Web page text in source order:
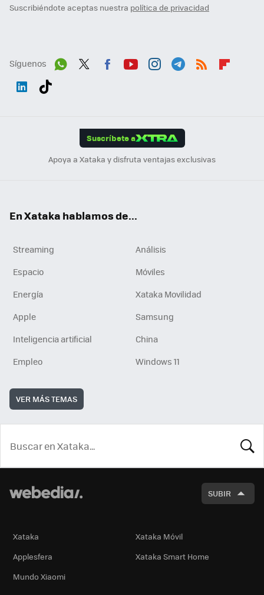
Suscribiéndote aceptas nuestra política de privacidad
Síguenos
Suscríbete a
Apoya a Xataka y disfruta ventajas exclusivas
En Xataka hablamos de...
Streaming
Análisis
Espacio
Móviles
Energía
Xataka Movilidad
Apple
Samsung
Inteligencia artificial
China
Empleo
Windows 11
VER MÁS TEMAS
SUBIR
Xataka
Xataka Móvil
Applesfera
Xataka Smart Home
Mundo Xiaomi